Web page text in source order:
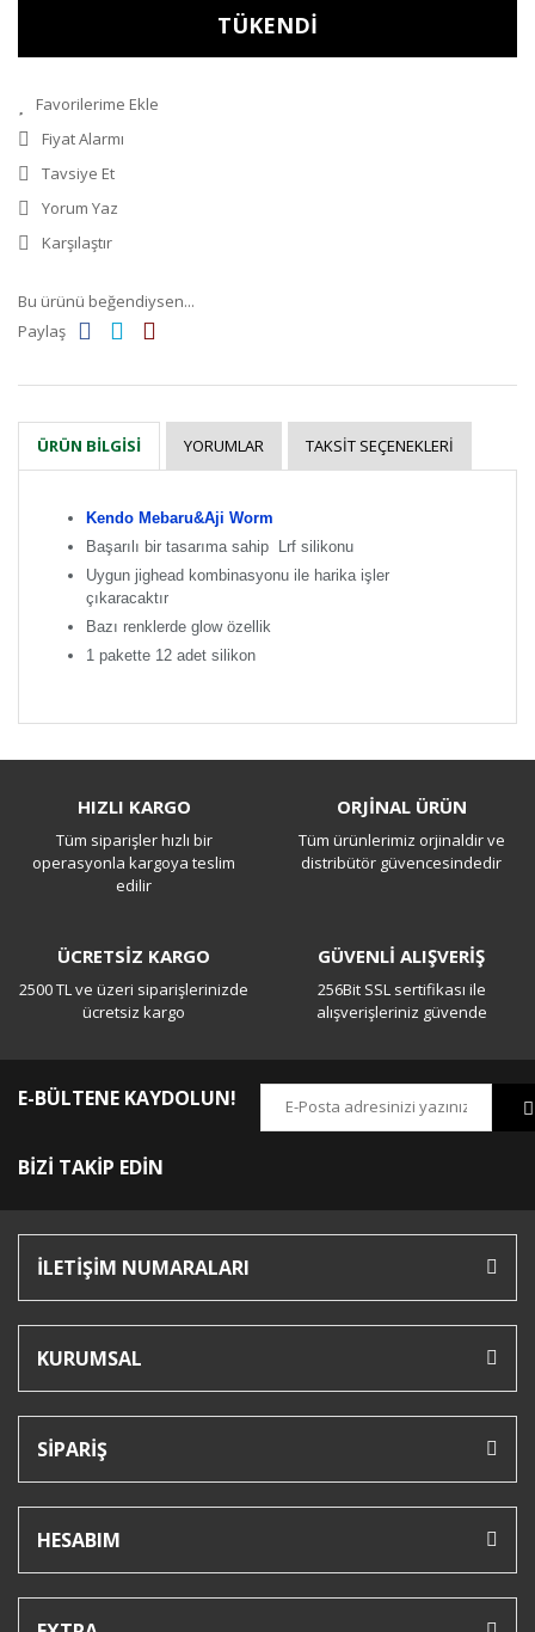
TÜKENDİ
Fiyat Alarmı
Tavsiye Et
Yorum Yaz
Karşılaştır
Bu ürünü beğendiysen...
Paylaş
ÜRÜN BILGISI YORUMLAR TAKSIT SEÇENEKLERI
Kendo Mebaru&Aji Worm
Başarılı bir tasarıma sahip Lrf silikonu
Uygun jighead kombinasyonu ile harika işler
çıkaracaktır
Bazı renklerde glow özellik
1 pakette 12 adet silikon
Yorum Yaz
HIZLI KARGO
Tüm siparişler hızlı bir
operasyonla kargoya teslim
edilir
ORJİNAL ÜRÜN
Tüm ürünlerimiz orjinaldir ve
distribütör güvencesindedir
ÜCRETSİZ KARGO
2500 TL ve üzeri siparişlerinizde
ücretsiz kargo
GÜVENLİ ALIŞVERİŞ
256Bit SSL sertifikası ile
alışverişleriniz güvende
E-BÜLTENE KAYDOLUN!
BİZİ TAKİP EDİN
İLETİŞİM NUMARALARI
KURUMSAL
SİPARİŞ
HESABIM